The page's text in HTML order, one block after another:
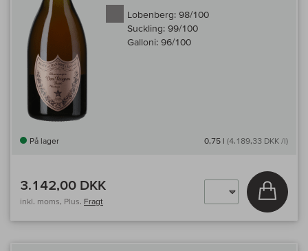
Lobenberg: 98/100
Suckling: 99/100
Galloni: 96/100
På lager 0,75 l (4.189,33 DKK /l)
3.142,00 DKK
inkl. moms, Plus. Fragt
Læg i